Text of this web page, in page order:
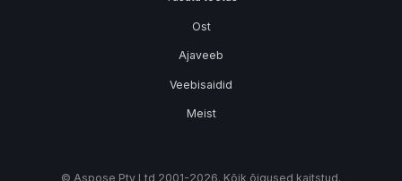
Ost
Ajaveeb
Veebisaidid
Meist
© Aspose Pty Ltd 2001-2026. Kõik õigused kaitstud.